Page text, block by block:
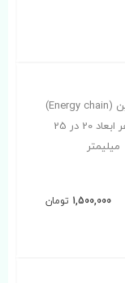
انرژی چین (Energy chain)
برند باهر ابعاد 20 در 25
میلیمتر
1,500,000 تومان